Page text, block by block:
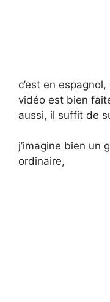
c’est en
vidéo est bien
aussi, il suffit de
j’imagine bien un
ordinaire,